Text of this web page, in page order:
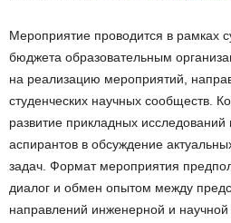
Мероприятие проводится в рамках
бюджета образовательным
на реализацию мероприятий,
студенческих научных сообществ.
развитие прикладных исследований
аспирантов в обсуждение
задач. Формат мероприятия
диалог и обмен опытом между
направлений инженерной и научной